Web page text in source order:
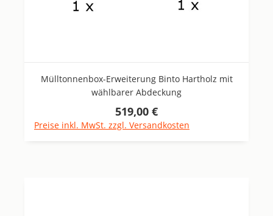
Mülltonnenbox-Erweiterung Binto Hartholz mit
wählbarer Abdeckung
Regulärer Preis:
519,00 €
Preise inkl. MwSt. zzgl. Versandkosten